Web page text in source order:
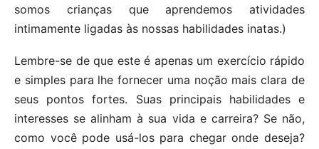
somos crianças que aprendemos atividades
intimamente ligadas às nossas habilidades inatas.)
Lembre-se de que este é apenas um exercício rápido
e simples para lhe fornecer uma noção mais clara de
seus pontos fortes. Suas principais habilidades e
interesses se alinham à sua vida e carreira? Se não,
como você pode usá-los para chegar onde deseja?